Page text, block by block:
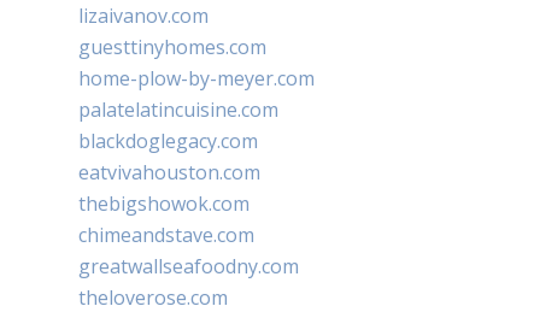
lizaivanov.com
guesttinyhomes.com
home-plow-by-meyer.com
palatelatincuisine.com
blackdoglegacy.com
eatvivahouston.com
thebigshowok.com
chimeandstave.com
greatwallseafoodny.com
theloverose.com